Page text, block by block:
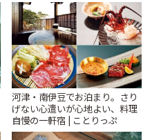
河津・南伊豆でお泊まり。さり
げない心遣いが心地よい、料理
自慢の一軒宿 | ことりっぷ